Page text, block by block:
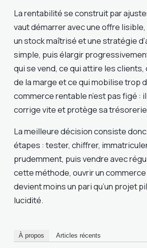
La rentabilité se construit par
vaut démarrer avec une offre
un stock maîtrisé et une stratégie
simple, puis élargir
qui se vend, ce qui attire les clients,
de la marge et ce qui mobilise trop
commerce rentable n’est pas figé :
corrige vite et protège sa
La meilleure décision consiste
étapes : tester, chiffrer,
prudemment, puis vendre avec
cette méthode, ouvrir un
devient moins un pari qu’un projet
lucidité.
À propos Articles récents